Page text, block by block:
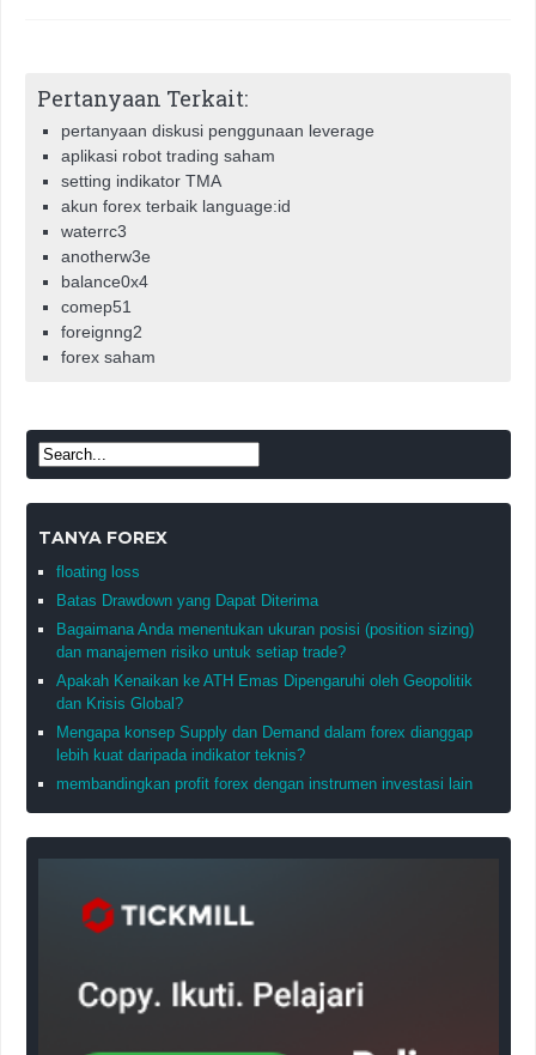
Pertanyaan Terkait:
pertanyaan diskusi penggunaan leverage
aplikasi robot trading saham
setting indikator TMA
akun forex terbaik language:id
waterrc3
anotherw3e
balance0x4
comep51
foreignng2
forex saham
TANYA FOREX
floating loss
Batas Drawdown yang Dapat Diterima
Bagaimana Anda menentukan ukuran posisi (position sizing)
dan manajemen risiko untuk setiap trade?
Apakah Kenaikan ke ATH Emas Dipengaruhi oleh Geopolitik
dan Krisis Global?
Mengapa konsep Supply dan Demand dalam forex dianggap
lebih kuat daripada indikator teknis?
membandingkan profit forex dengan instrumen investasi lain